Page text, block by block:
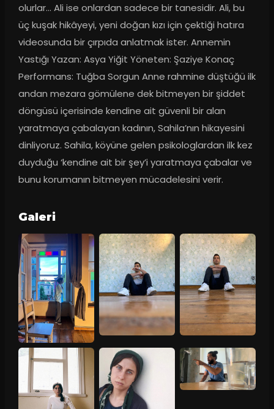
olurlar... Ali ise onlardan sadece bir tanesidir. Ali, bu
üç kuşak hikâyeyi, yeni doğan kızı için çektiği hatıra
videosunda bir çırpıda anlatmak ister. Annemin
Yastığı Yazan: Asya Yiğit Yöneten: Şaziye Konaç
Performans: Tuğba Sorgun Anne rahmine düştüğü ilk
andan mezara gömülene dek bitmeyen bir şiddet
döngüsü içerisinde kendine ait güvenli bir alan
yaratmaya çabalayan kadının, Sahila’nın hikayesini
dinliyoruz. Sahila, köyüne gelen psikologlardan ilk kez
duyduğu ‘kendine ait bir şey’i yaratmaya çabalar ve
bunu korumanın bitmeyen mücadelesini verir.
Galeri